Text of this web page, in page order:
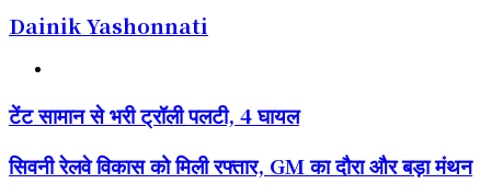
Dainik Yashonnati
टेंट
सामान
भरी
टेंट सामान से भरी ट्रॉली पलटी, 4 घायल
सिवनी
रेलवे
सिवनी रेलवे विकास को मिली रफ्तार, GM का दौरा और बड़ा मंथन